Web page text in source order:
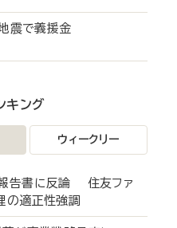
地震で義援金
キング
ウィークリー
報告書に反論 住友ファ
の適正性強調